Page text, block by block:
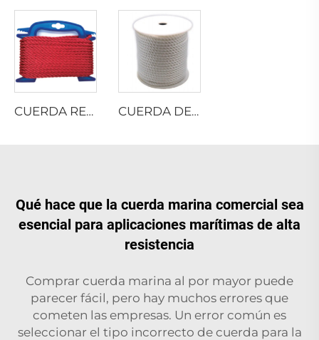
CUERDA RETORCIDA DE NYLON MULTIFILAMENTO CUERDA DE POLIÉSTER MULTIFILAMENTO RETORCIDA
Qué hace que la cuerda marina comercial sea
esencial para aplicaciones marítimas de alta
resistencia
Comprar cuerda marina al por mayor puede
parecer fácil, pero hay muchos errores que
cometen las empresas. Un error común es
seleccionar el tipo incorrecto de cuerda para la